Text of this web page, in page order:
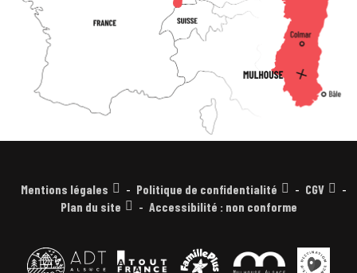
Mentions légales Politique de confidentialité
CGV
Plan du site
Accessibilité : non conforme